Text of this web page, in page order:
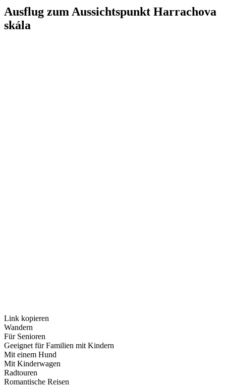
Ausflug zum Aussichtspunkt Harrachova
skála
Link kopieren
Wandern
Für Senioren
Geeignet für Familien mit Kindern
Mit einem Hund
Mit Kinderwagen
Radtouren
Romantische Reisen